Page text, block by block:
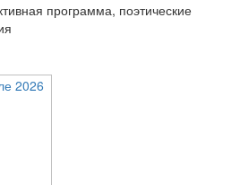
программа, поэтические